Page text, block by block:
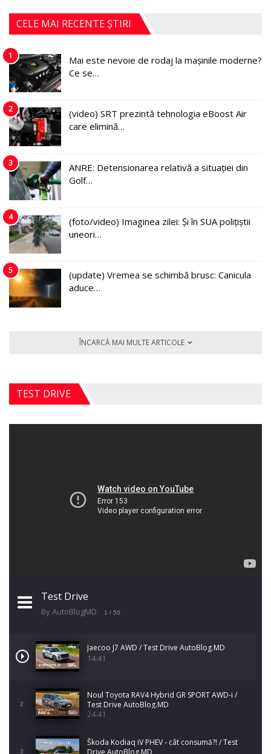
CELE MAI RECENTE ȘTIRI
1
Mai este nevoie de rodaj la mașinile moderne?
Ce se…
2
(video) SRT prezintă tehnologia eBoost Air
care elimină…
3
ANRE: Detensionarea relativă a situației din
Golf…
4
(foto/video) Imaginea zilei: Și în SUA polițiștii
uneori…
5
(update) Vremea se schimbă brusc: Canicula
aduce…
ÎNCARCĂ MAI MULTE ARTICOLE
TEST DRIVE
Test Drive
By AutoBlogMD 1 / 50
Jaecoo J7 AWD / Test Drive AutoBlog.MD
14:41
2
Noul Toyota RAV4 Hybrid GR SPORT AWD-i /
Test Drive AutoBlog.MD
24:41
3
Škoda Kodiaq iV PHEV - cât consumă?! / Test
Drive AutoBlog.MD